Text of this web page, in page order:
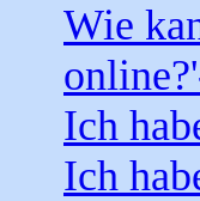
Wie
Ich
Ich